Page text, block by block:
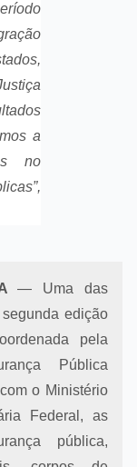
a
no
— Uma das
edição
pela
Pública
o Ministério
Federal, as
pública,